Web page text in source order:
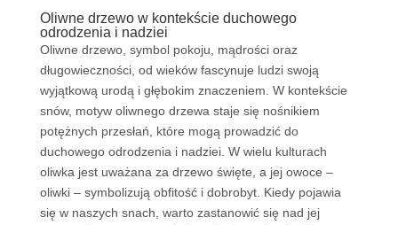
Oliwne drzewo w kontekście duchowego
odrodzenia i nadziei
Oliwne drzewo, symbol pokoju, mądrości oraz
długowieczności, od wieków fascynuje ludzi swoją
wyjątkową urodą i głębokim znaczeniem. W kontekście
snów, motyw oliwnego drzewa staje się nośnikiem
potężnych przesłań, które mogą prowadzić do
duchowego odrodzenia i nadziei. W wielu kulturach
oliwka jest uważana za drzewo święte, a jej owoce –
oliwki – symbolizują obfitość i dobrobyt. Kiedy pojawia
się w naszych snach, warto zastanowić się nad jej